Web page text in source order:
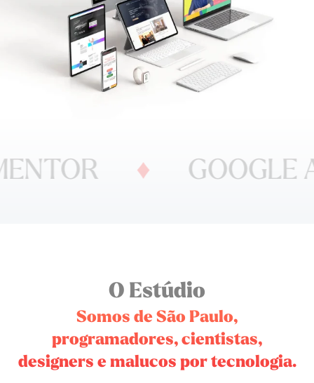
GOOGLE
O Estúdio
Somos de São Paulo,
programadores, cientistas,
designers e malucos por tecnologia.